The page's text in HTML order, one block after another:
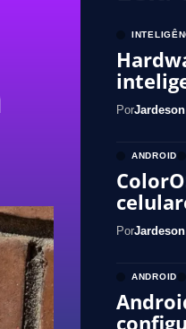
Por
ANDROID
Por
ANDROID